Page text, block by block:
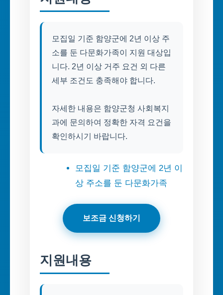
모집일 기준 함양군에 2년 이상 주
소를 둔 다문화가족이 지원 대상입
니다. 2년 이상 거주 요건 외 다른
세부 조건도 충족해야 합니다.
자세한 내용은 함양군청 사회복지
과에 문의하여 정확한 자격 요건을
확인하시기 바랍니다.
모집일 기준 함양군에 2년 이
상 주소를 둔 다문화가족
보조금 신청하기
지원내용